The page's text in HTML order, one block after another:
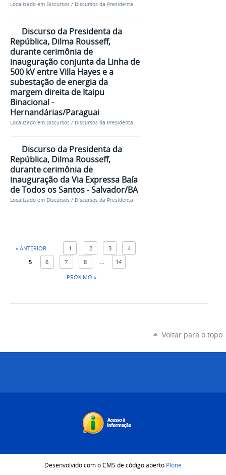
Localizado em Discursos / Discursos da Presidenta
Discurso da Presidenta da
República, Dilma Rousseff,
durante cerimônia de
inauguração conjunta da Linha de
500 kV entre Villa Hayes e a
subestação de energia da
margem direita de Itaipu
Binacional -
Hernandárias/Paraguai
Localizado em Discursos / Discursos da Presidenta
Discurso da Presidenta da
República, Dilma Rousseff,
durante cerimônia de
inauguração da Via Expressa Baía
de Todos os Santos - Salvador/BA
Localizado em Discursos / Discursos da Presidenta
« ANTERIOR 1 2 3
4
5
6 7 8 ...
14
PRÓXIMO »
Voltar para o topo
Desenvolvido com o CMS de código aberto Plone